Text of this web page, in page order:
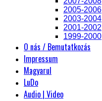
2005-2006
2003-2004
2001-2002
1999-2000
O nás / Bemutatkozás
Impressum
Magyarul
LuDo
Audio | Video